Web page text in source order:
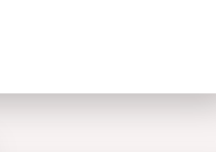
и глиняного кирпича. Высококлассные ПВХ